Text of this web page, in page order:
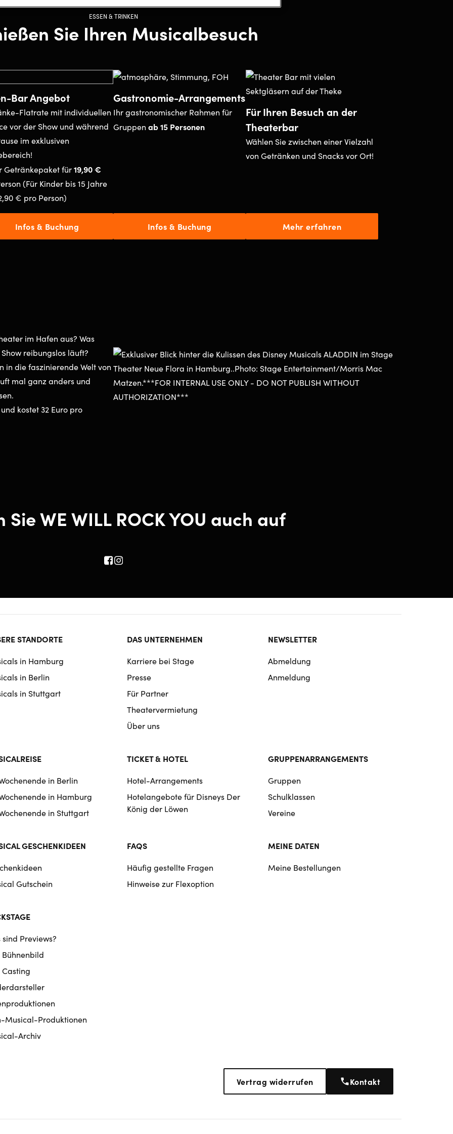
ESSEN & TRINKEN
Sie Ihren Musicalbesuch
Bar Angebot
Flatrate mit individuellen
vor der Show und während
im exklusiven
Getränkepaket für19,90 €
(Für Kinder bis 15 Jahre
€ pro Person)
Infos & Buchung
Gastronomie-Arrangements
Ihr gastronomischer Rahmen für
Gruppen ab 15 Personen
Infos & Buchung
Für Ihren Besuch an der
Theaterbar
Wählen Sie zwischen einer Vielzahl
von Getränken und Snacks vor Ort!
Mehr erfahren
im Hafen aus? Was
reibungslos läuft?
in die faszinierende Welt von
mal ganz anders und
kostet 32 Euro pro
Sie WE WILL ROCK YOU auch auf
STANDORTE
in Hamburg
in Berlin
in Stuttgart
DAS UNTERNEHMEN
Karriere bei Stage
Presse
Für Partner
Theatervermietung
Über uns
NEWSLETTER
Abmeldung
Anmeldung
in Berlin
in Hamburg
in Stuttgart
TICKET & HOTEL
Hotel-Arrangements
Hotelangebote für Disneys Der
König der Löwen
GRUPPENARRANGEMENTS
Gruppen
Schulklassen
Vereine
GESCHENKIDEEN
Gutschein
FAQS
Häufig gestellte Fragen
Hinweise zur Flexoption
MEINE DATEN
Meine Bestellungen
sind Previews?
Bühnenbild
Casting
Musical-Produktionen
Archiv
Vertrag widerrufen Kontakt